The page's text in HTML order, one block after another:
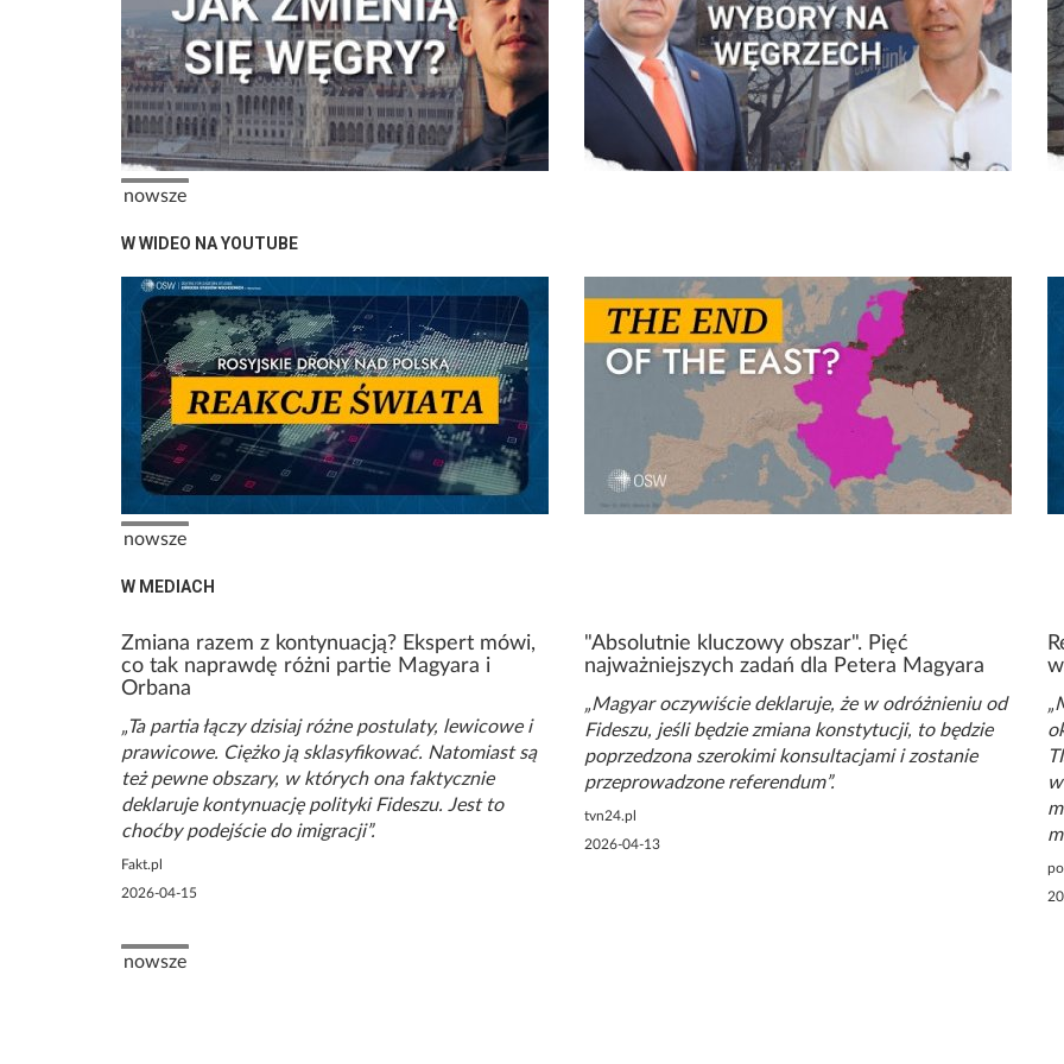
Stronicowanie
Poprzednia strona
nowsze
W WIDEO NA YOUTUBE
Stronicowanie
Poprzednia strona
nowsze
W MEDIACH
Zmiana razem z kontynuacją? Ekspert mówi,
co tak naprawdę różni partie Magyara i
Orbana
Ta partia łączy dzisiaj różne postulaty, lewicowe i
prawicowe. Ciężko ją sklasyfikować. Natomiast są
też pewne obszary, w których ona faktycznie
deklaruje kontynuację polityki Fideszu. Jest to
choćby podejście do imigracji
Fakt.pl
2026-04-15
"Absolutnie kluczowy obszar". Pięć
najważniejszych zadań dla Petera Magyara
Magyar oczywiście deklaruje, że w odróżnieniu od
Fideszu, jeśli będzie zmiana konstytucji, to będzie
poprzedzona szerokimi konsultacjami i zostanie
przeprowadzone referendum
tvn24.pl
2026-04-13
Stronicowanie
Poprzednia strona
nowsze